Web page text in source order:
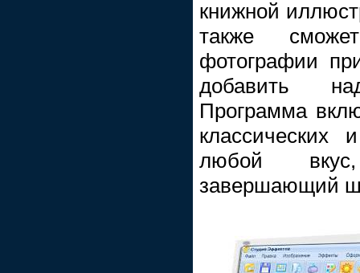
книжной
также
фотографии
добавить
Программа
классических
любой
завершающий